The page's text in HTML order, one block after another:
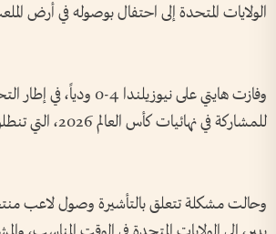
الولايات المتحدة إلى احتفال بوصوله في أرض
وفازت هايتي على نيوزيلندا 4-
للمشاركة في نهائيات كأس العالم 2026، التي تنطلق بعد أيام قليلة.
وحالت مشكلة تتعلق بالتأشيرة وصول لاعب